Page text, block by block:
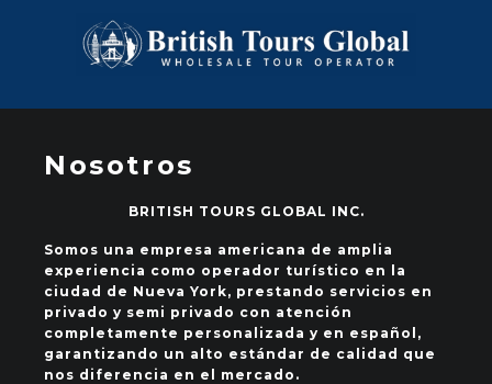
Nosotros
BRITISH TOURS GLOBAL INC.
Somos una empresa americana de amplia
experiencia como operador turístico en la
ciudad de Nueva York, prestando servicios en
privado y semi privado con atención
completamente personalizada y en español,
garantizando un alto estándar de calidad que
nos diferencia en el mercado.